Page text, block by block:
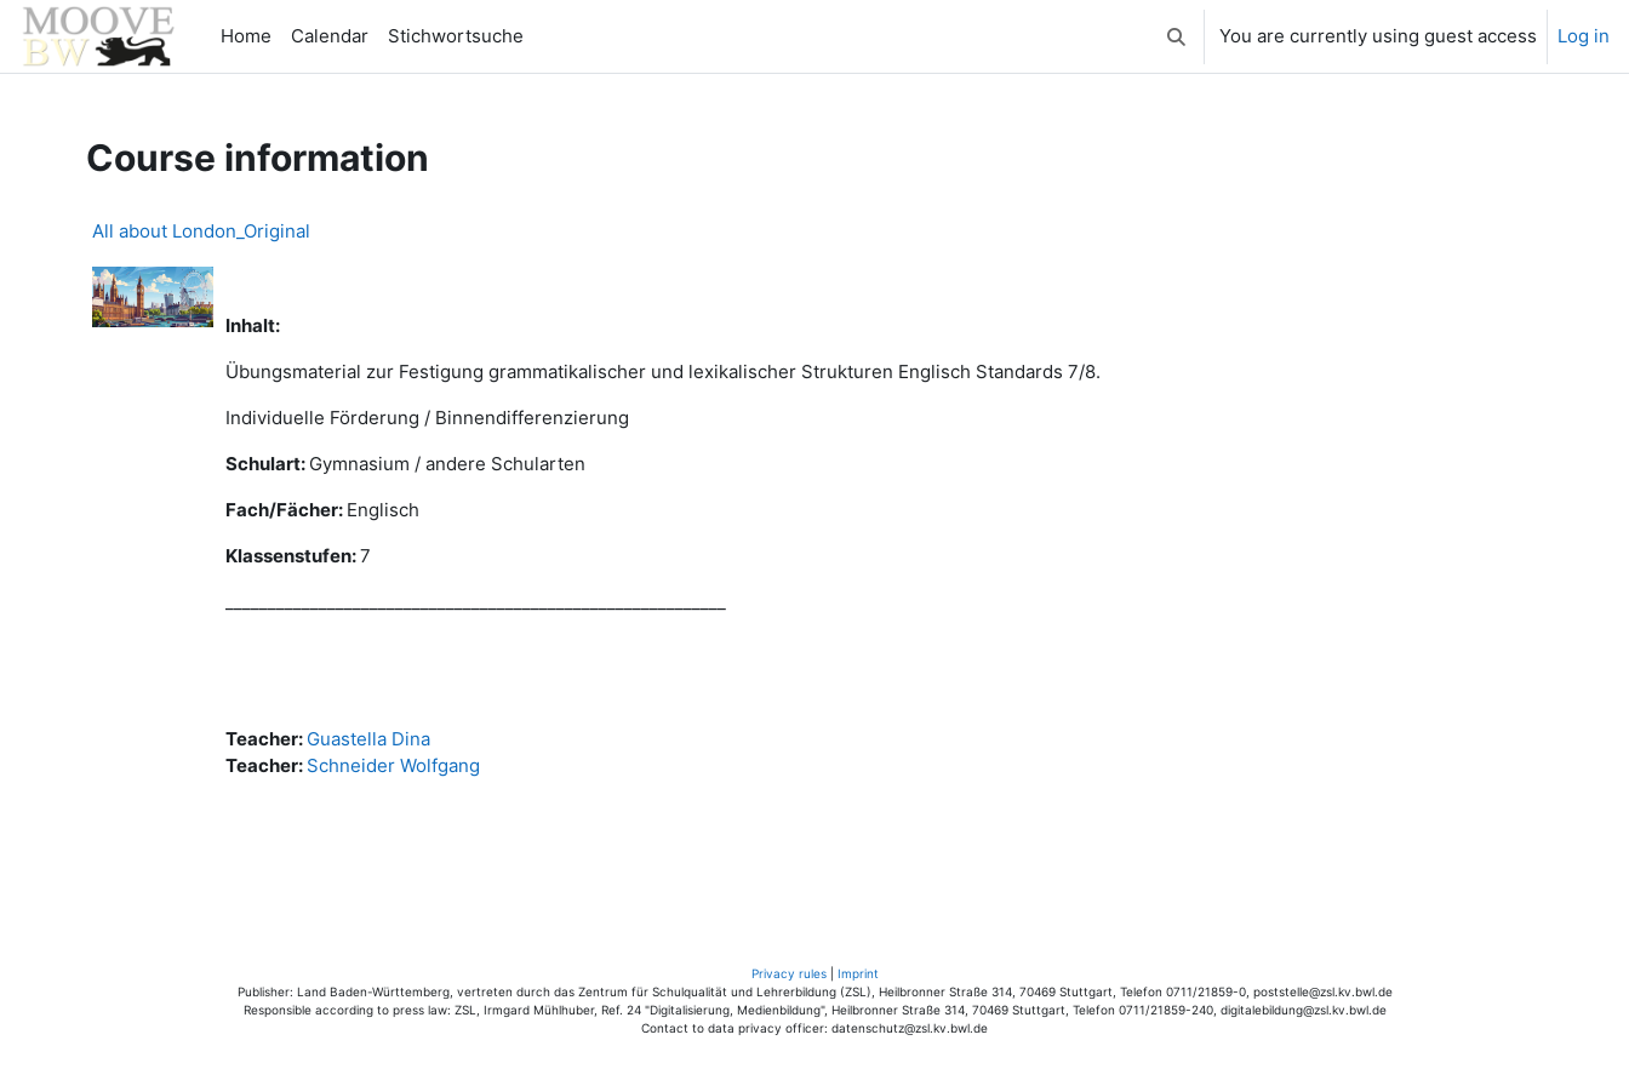
Skip to main content
Home
Calendar Stichwortsuche Toggle search input
You are currently using guest access Log in
Course information
All about London_Original
Inhalt:
Übungsmaterial zur Festigung grammatikalischer und lexikalischer Strukturen Englisch Standards 7/8.
Individuelle Förderung / Binnendifferenzierung
Schulart: Gymnasium / andere Schularten
Fach/Fächer: Englisch
Klassenstufen:7
Teacher: Guastella Dina
Teacher: Schneider Wolfgang
Privacy rules| Imprint
Publisher: Land Baden-Württemberg, vertreten durch das Zentrum für Schulqualität und Lehrerbildung (ZSL), Heilbronner Straße 314, 70469 Stuttgart, Telefon 0711/21859-0, poststelle@zsl.kv.bwl.de
Responsible according to press law: ZSL, Irmgard Mühlhuber, Ref. 24 "Digitalisierung, Medienbildung", Heilbronner Straße 314, 70469 Stuttgart, Telefon 0711/21859-240, digitalebildung@zsl.kv.bwl.de
Contact to data privacy officer: datenschutz@zsl.kv.bwl.de